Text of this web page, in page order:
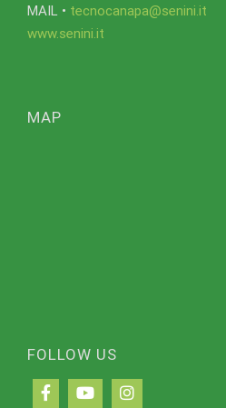
MAIL • tecnocanapa@senini.it
www.senini.it
MAP
FOLLOW US